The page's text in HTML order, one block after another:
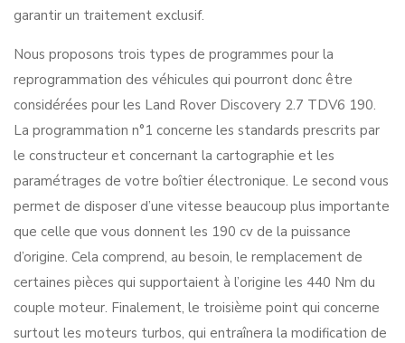
garantir un traitement exclusif.
Nous proposons trois types de programmes pour la
reprogrammation des véhicules qui pourront donc être
considérées pour les Land Rover Discovery 2.7 TDV6 190.
La programmation n°1 concerne les standards prescrits par
le constructeur et concernant la cartographie et les
paramétrages de votre boîtier électronique. Le second vous
permet de disposer d’une vitesse beaucoup plus importante
que celle que vous donnent les 190 cv de la puissance
d’origine. Cela comprend, au besoin, le remplacement de
certaines pièces qui supportaient à l’origine les 440 Nm du
couple moteur. Finalement, le troisième point qui concerne
surtout les moteurs turbos, qui entraînera la modification de